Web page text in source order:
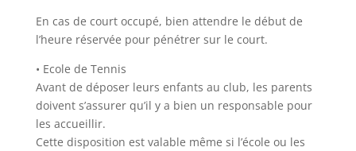
En cas de court occupé, bien attendre le début de
l’heure réservée pour pénétrer sur le court.
• Ecole de Tennis
Avant de déposer leurs enfants au club, les parents
doivent s’assurer qu’il y a bien un responsable pour
les accueillir.
Cette disposition est valable même si l’école ou les